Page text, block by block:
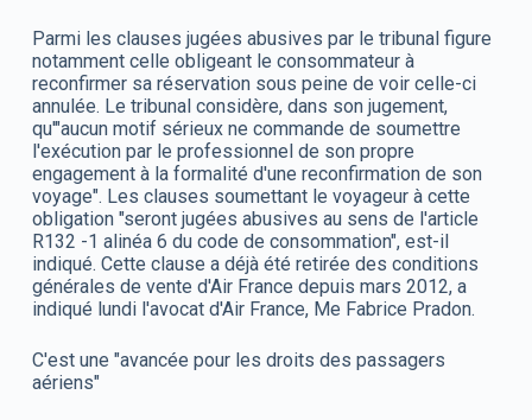
Parmi les clauses jugées abusives par le tribunal figure
notamment celle obligeant le consommateur à
reconfirmer sa réservation sous peine de voir celle-ci
annulée. Le tribunal considère, dans son jugement,
qu'"aucun motif sérieux ne commande de soumettre
l'exécution par le professionnel de son propre
engagement à la formalité d'une reconfirmation de son
voyage". Les clauses soumettant le voyageur à cette
obligation "seront jugées abusives au sens de l'article
R132 -1 alinéa 6 du code de consommation", est-il
indiqué. Cette clause a déjà été retirée des conditions
générales de vente d'Air France depuis mars 2012, a
indiqué lundi l'avocat d'Air France, Me Fabrice Pradon.
C'est une "avancée pour les droits des passagers
aériens"